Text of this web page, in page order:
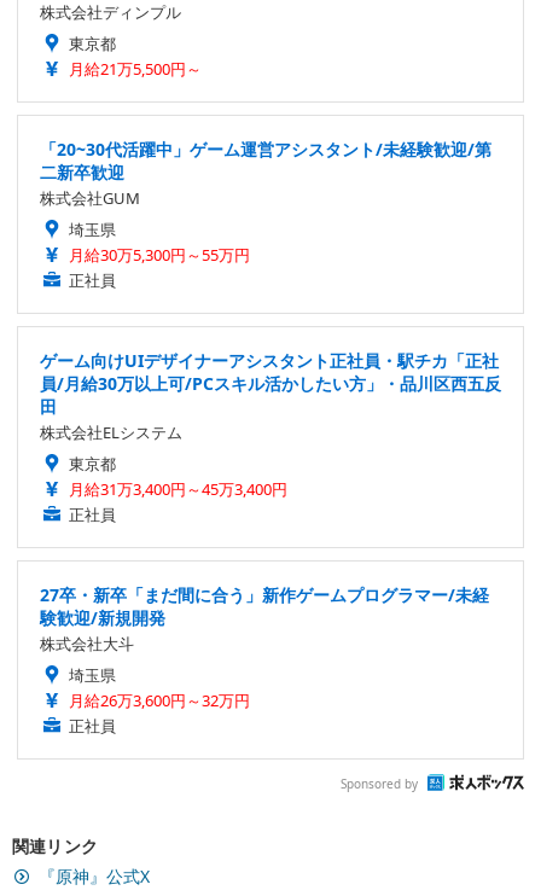
株式会社ディンプル
東京都
月給21万5,500円～
「20~30代活躍中」ゲーム運営アシスタント/未経験歓迎/第
二新卒歓迎
株式会社GUM
埼玉県
月給30万5,300円～55万円
正社員
ゲーム向けUIデザイナーアシスタント正社員・駅チカ「正社
員/月給30万以上可/PCスキル活かしたい方」・品川区西五反
田
株式会社ELシステム
東京都
月給31万3,400円～45万3,400円
正社員
27卒・新卒「まだ間に合う」新作ゲームプログラマー/未経
験歓迎/新規開発
株式会社大斗
埼玉県
月給26万3,600円～32万円
正社員
Sponsored by
関連リンク
『原神』公式X